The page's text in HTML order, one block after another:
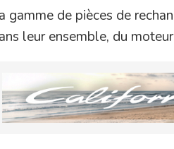
gamme de pièces de
leur ensemble, du